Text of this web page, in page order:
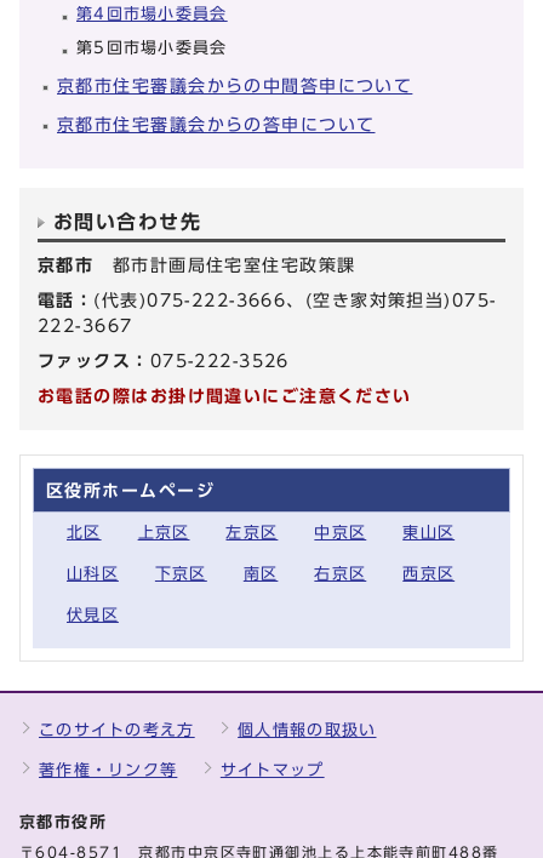
第4回市場小委員会
第5回市場小委員会
京都市住宅審議会からの中間答申について
京都市住宅審議会からの答申について
お問い合わせ先
京都市 都市計画局住宅室住宅政策課
電話： (代表)075-222-3666、(空き家対策担当)075-
222-3667
ファックス： 075-222-3526
お電話の際はお掛け間違いにご注意ください
区役所ホームページ
北区 上京区 左京区 中京区 東山区
山科区 下京区 南区 右京区 西京区
伏見区
このサイトの考え方 個人情報の取扱い
著作権・リンク等 サイトマップ
京都市役所
〒604-8571 京都市中京区寺町通御池上る上本能寺前町488番